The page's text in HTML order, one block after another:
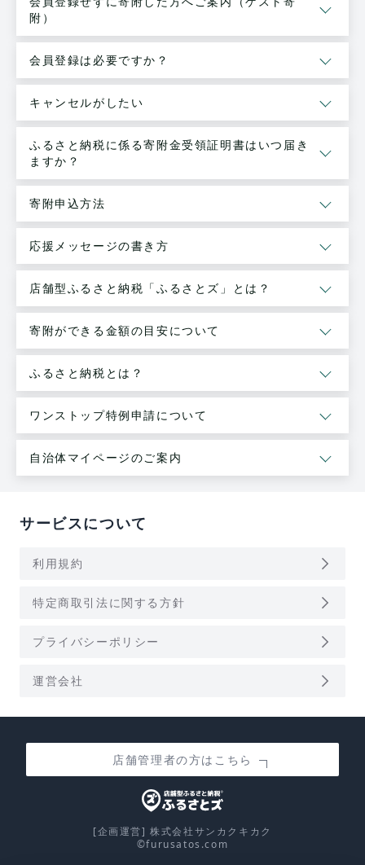
附）
会員登録は必要ですか？
キャンセルがしたい
ふるさと納税に係る寄附金受領証明書はいつ届き
ますか？
寄附申込方法
応援メッセージの書き方
店舗型ふるさと納税「ふるさとズ」とは？
寄附ができる金額の目安について
ふるさと納税とは？
ワンストップ特例申請について
自治体マイページのご案内
サービスについて
利用規約 arrow_forward_ios
特定商取引法に関する方針 arrow_forward_ios
プライバシーポリシー arrow_forward_ios
運営会社 arrow_forward_ios
店舗管理者の方はこちら
[企画運営] 株式会社サンカクキカク
©furusatos.com